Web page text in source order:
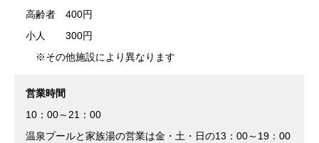
高齢者 400円
小人 300円
※その他施設により異なります
営業時間
10：00～21：00
温泉プールと家族湯の営業は金・土・日の13：00～19：00